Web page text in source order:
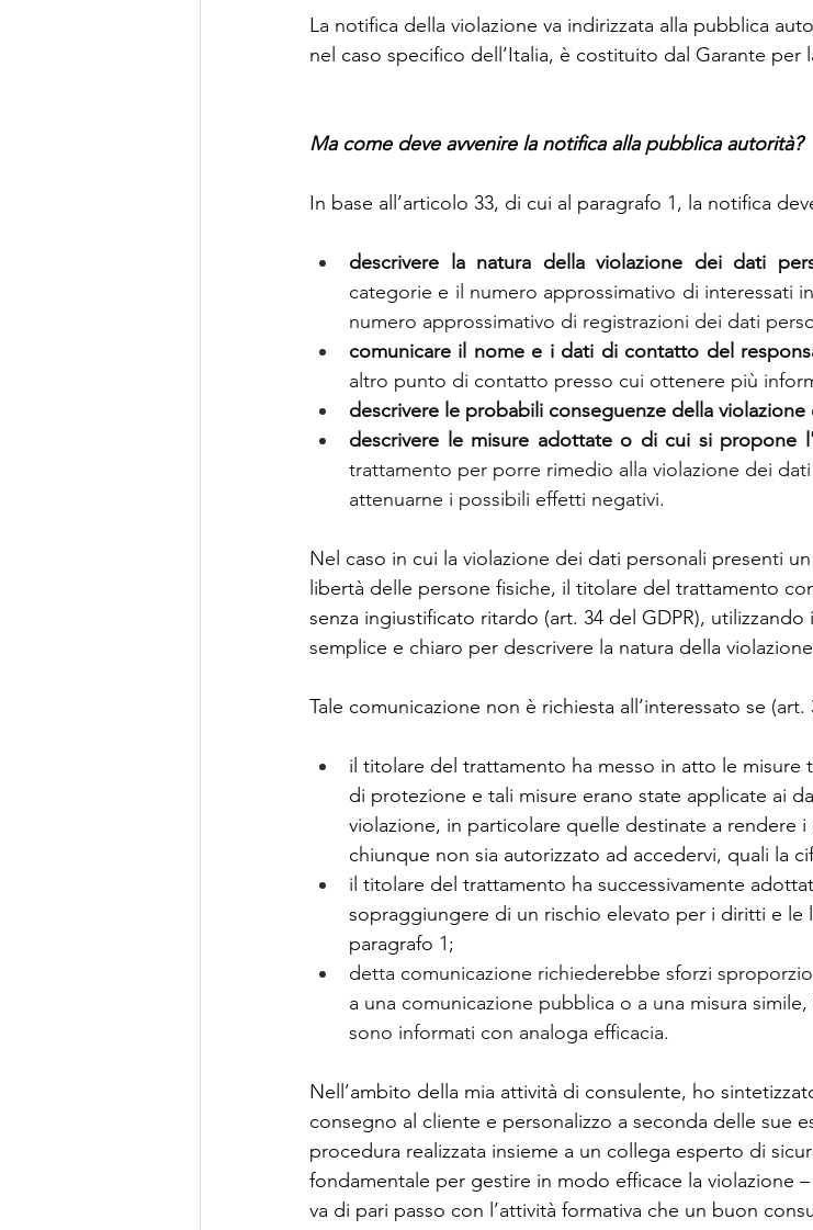
La notifica della violazione va indirizzata alla pubblica
nel caso specifico dell’Italia, è costituito dal Garante
Ma come deve avvenire la notifica alla pubblica autorità?
In base all’articolo 33, di cui al paragrafo 1, la notifica
descrivere la natura della violazione dei dati
categorie e il numero approssimativo di interessati
numero approssimativo di registrazioni dei dati
comunicare il nome e i dati di contatto del
altro punto di contatto presso cui ottenere più
descrivere le probabili conseguenze della
descrivere le misure adottate o di cui si propone
trattamento per porre rimedio alla violazione dei
attenuarne i possibili effetti negativi.
Nel caso in cui la violazione dei dati personali presenti
libertà delle persone fisiche, il titolare del trattamento
senza ingiustificato ritardo (art. 34 del GDPR),
semplice e chiaro per descrivere la natura della
Tale comunicazione non è richiesta all’interessato se (art.
il titolare del trattamento ha messo in atto le misure
di protezione e tali misure erano state applicate ai
violazione, in particolare quelle destinate a rendere
chiunque non sia autorizzato ad accedervi, quali la
il titolare del trattamento ha successivamente
sopraggiungere di un rischio elevato per i diritti e le
paragrafo 1;
detta comunicazione richiederebbe sforzi
a una comunicazione pubblica o a una misura
sono informati con analoga efficacia.
Nell’ambito della mia attività di consulente, ho
consegno al cliente e personalizzo a seconda delle sue
procedura realizzata insieme a un collega esperto di
fondamentale per gestire in modo efficace la violazione
va di pari passo con l’attività formativa che un buon